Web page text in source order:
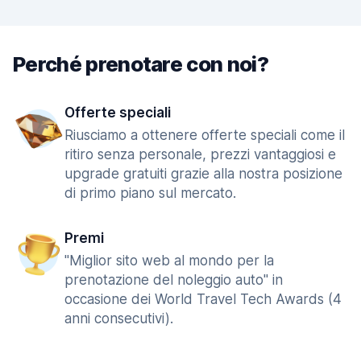
Perché prenotare con noi?
Offerte speciali
Riusciamo a ottenere offerte speciali come il
ritiro senza personale, prezzi vantaggiosi e
upgrade gratuiti grazie alla nostra posizione
di primo piano sul mercato.
Premi
"Miglior sito web al mondo per la
prenotazione del noleggio auto" in
occasione dei World Travel Tech Awards (4
anni consecutivi).